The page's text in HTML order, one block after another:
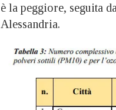
è la peggiore, seguita
Alessandria.